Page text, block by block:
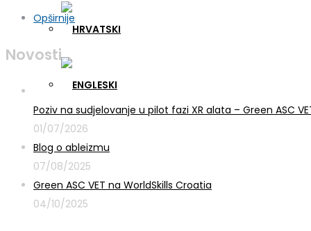
Opširnije
Novosti
Poziv na sudjelovanje u pilot fazi XR alata – Green ASC
01/07/2026
Blog o ableizmu
07/08/2025
Green ASC VET na WorldSkills Croatia
04/10/2025